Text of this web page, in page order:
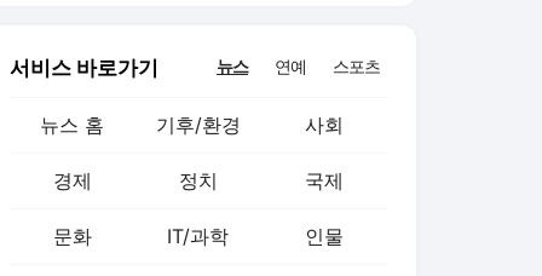
서비스 바로가기 뉴스 연예 스포츠
뉴스 홈 기후/환경 사회
경제 정치 국제
문화 IT/과학 인물